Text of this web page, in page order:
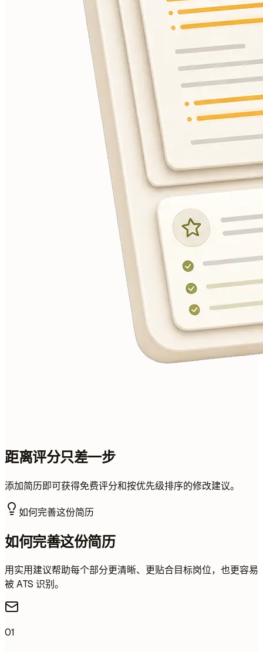
距离评分只差一步
添加简历即可获得免费评分和按优先级排序的修改建议。
如何完善这份简历
如何完善这份简历
用实用建议帮助每个部分更清晰、更贴合目标岗位，也更容易
被 ATS 识别。
01